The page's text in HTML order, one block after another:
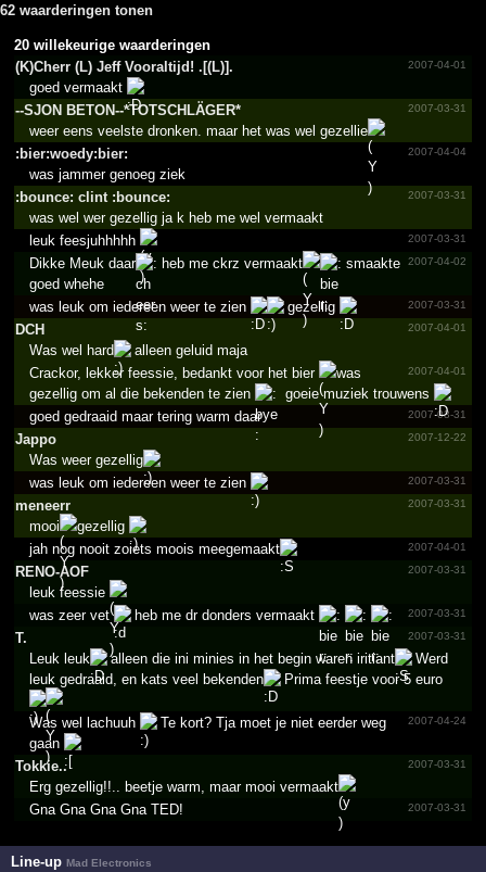
62 waarderingen tonen
20 willekeurige waarderingen
(K)Cherr (L) Jeff Vooraltijd!­ .­[(L)].­
2007-04-01
goed vermaakt
--SJON BETON--*­TOTSCH­LÄGER*­
2007-03-31
weer eens veelste dronken. maar het was wel gezellie
:bier:­woedy:­bier:
2007-04-04
was jammer genoeg ziek
:bounce: clint :bounce:
2007-03-31
was wel wer gezellig ja k heb me wel vermaakt
2007-03-31
leuk feesjuhhhhh
2007-04-02
Dikke Meuk daar heb me ckrz vermaakt
smaakte
goed whehe
2007-03-31
was leuk om iedereen weer te zien
gezellig
DCH
2007-04-01
Was wel hard alleen geluid maja
2007-04-01
Crackor, lekker feessie, bedankt voor het bier
was
gezellig om al die bekenden te zien
goeie muziek trouwens
2007-03-31
goed gedraaid maar tering warm daar
Jappo
2007-12-22
Was weer gezellig
2007-03-31
was leuk om iedereen weer te zien
meneerr
2007-03-31
mooi gezellig
2007-04-01
jah nog nooit zoiets moois meegemaakt
RENO-AOF
2007-03-31
leuk feessie
2007-03-31
was zeer vet
heb me dr donders vermaakt
T.
2007-03-31
Leuk leuk alleen die ini minies in het begin waren iritiant
Werd
leuk gedraaid, en kats veel bekenden
Prima feestje voor 5 euro
2007-04-24
Was wel lachuuh
Te kort? Tja moet je niet eerder weg
gaan
Tokkie..
2007-03-31
Erg gezellig!!.. beetje warm, maar mooi vermaakt
2007-03-31
Gna Gna Gna Gna TED!
Line-upMad Electronics